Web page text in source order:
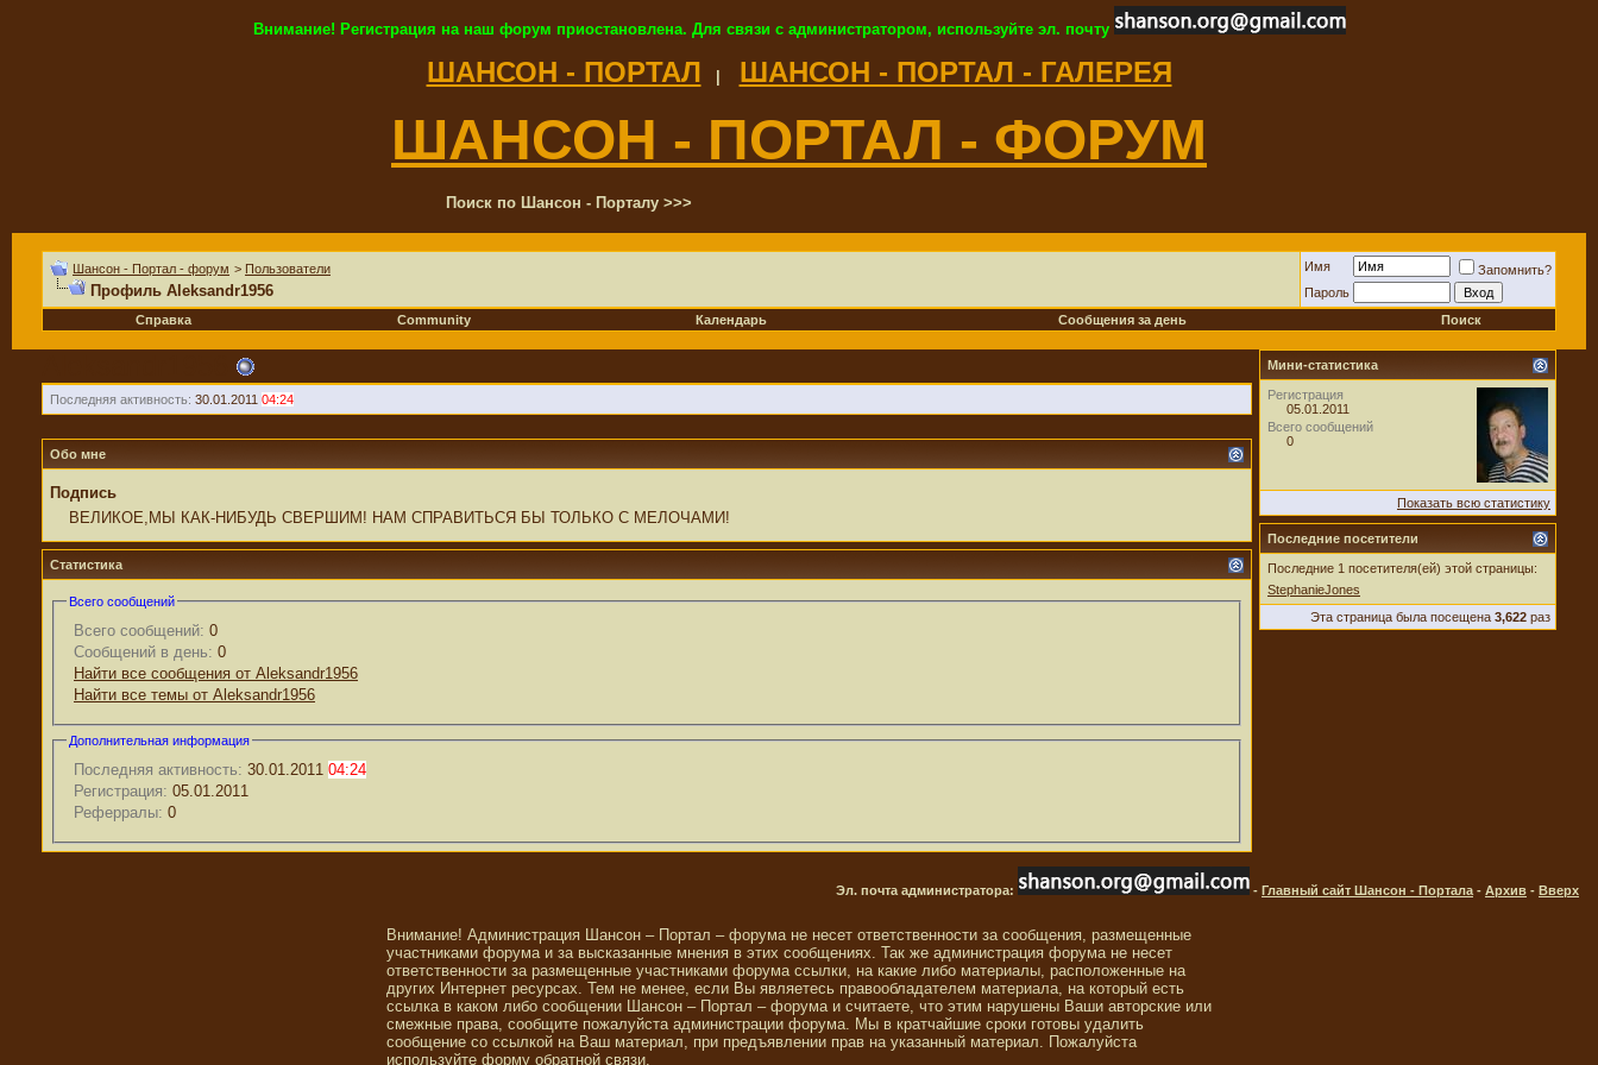
Внимание! Регистрация на наш форум приостановлена. Для связи с администратором, используйте эл. почту
ШАНСОН - ПОРТАЛ ШАНСОН - ПОРТАЛ - ГАЛЕРЕЯ
ШАНСОН - ПОРТАЛ - ФОРУМ
Поиск по Шансон - Порталу >>>
Шансон - Портал - форум > Пользователи
Профиль Aleksandr1956
Имя
Запомнить?
Пароль
Справка
Community Календарь Сообщения за день Поиск
Последняя активность: 30.01.2011 04:24
Обо мне
Подпись
ВЕЛИКОЕ,МЫ КАК-НИБУДЬ СВЕРШИМ! НАМ СПРАВИТЬСЯ БЫ ТОЛЬКО С МЕЛОЧАМИ!
Статистика
Всего сообщений
Всего сообщений: 0
Сообщений в день: 0
Найти все сообщения от Aleksandr1956
Найти все темы от Aleksandr1956
Дополнительная информация
Последняя активность: 30.01.2011 04:24
Регистрация: 05.01.2011
Реферралы: 0
Мини-статистика
Регистрация
05.01.2011
Всего сообщений
0
Показать всю статистику
Последние посетители
Последние 1 посетителя(ей) этой страницы:
StephanieJones
Эта страница была посещена 3,622 раз
Эл. почта администратора: - Главный сайт Шансон - Портала - Архив - Вверх
Внимание! Администрация Шансон – Портал – форума не несет ответственности за сообщения, размещенные
участниками форума и за высказанные мнения в этих сообщениях. Так же администрация форума не несет
ответственности за размещенные участниками форума ссылки, на какие либо материалы, расположенные на
других Интернет ресурсах. Тем не менее, если Вы являетесь правообладателем материала, на который есть
ссылка в каком либо сообщении Шансон – Портал – форума и считаете, что этим нарушены Ваши авторские или
смежные права, сообщите пожалуйста администрации форума. Мы в кратчайшие сроки готовы удалить
сообщение со ссылкой на Ваш материал, при предъявлении прав на указанный материал. Пожалуйста
используйте форму обратной связи.